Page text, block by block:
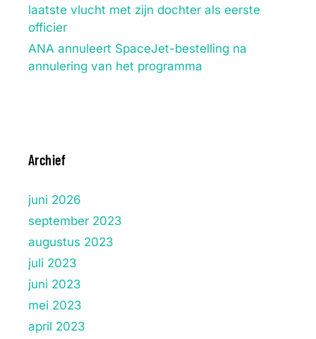
laatste vlucht met zijn dochter als eerste
officier
ANA annuleert SpaceJet-bestelling na
annulering van het programma
Archief
juni 2026
september 2023
augustus 2023
juli 2023
juni 2023
mei 2023
april 2023